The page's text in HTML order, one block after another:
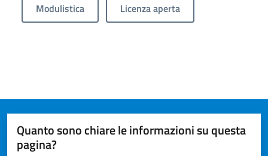
Modulistica Licenza aperta
Quanto sono chiare le informazioni su questa
pagina?